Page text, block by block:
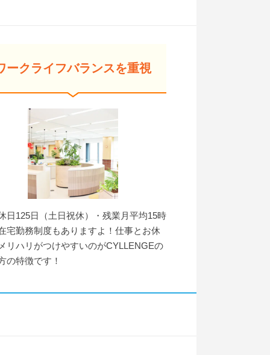
ークライフバランスを重視
日125日（土日祝休）・残業月平均15時
宅勤務制度もありますよ！仕事とお休
リハリがつけやすいのがCYLLENGEの
の特徴です！